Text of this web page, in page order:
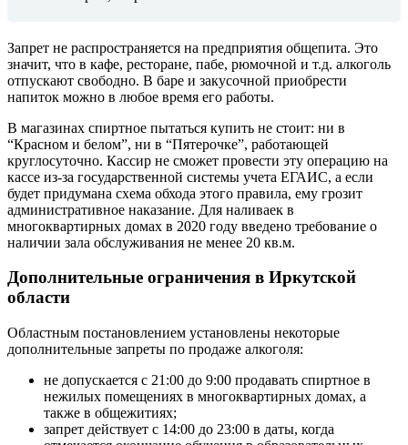
Запрет не распространяется на предприятия общепита. Это
значит, что в кафе, ресторане, пабе, рюмочной и т.д. алкоголь
отпускают свободно. В баре и закусочной приобрести
напиток можно в любое время его работы.
В магазинах спиртное пытаться купить не стоит: ни в
“Красном и белом”, ни в “Пятерочке”, работающей
круглосуточно. Кассир не сможет провести эту операцию на
кассе из-за государственной системы учета ЕГАИС, а если
будет придумана схема обхода этого правила, ему грозит
административное наказание. Для наливаек в
многоквартирных домах в 2020 году введено требование о
наличии зала обслуживания не менее 20 кв.м.
Дополнительные ограничения в Иркутской
области
Областным постановлением установлены некоторые
дополнительные запреты по продаже алкоголя:
не допускается с 21:00 до 9:00 продавать спиртное в
нежилых помещениях в многоквартирных домах, а
также в общежитиях;
запрет действует с 14:00 до 23:00 в даты, когда